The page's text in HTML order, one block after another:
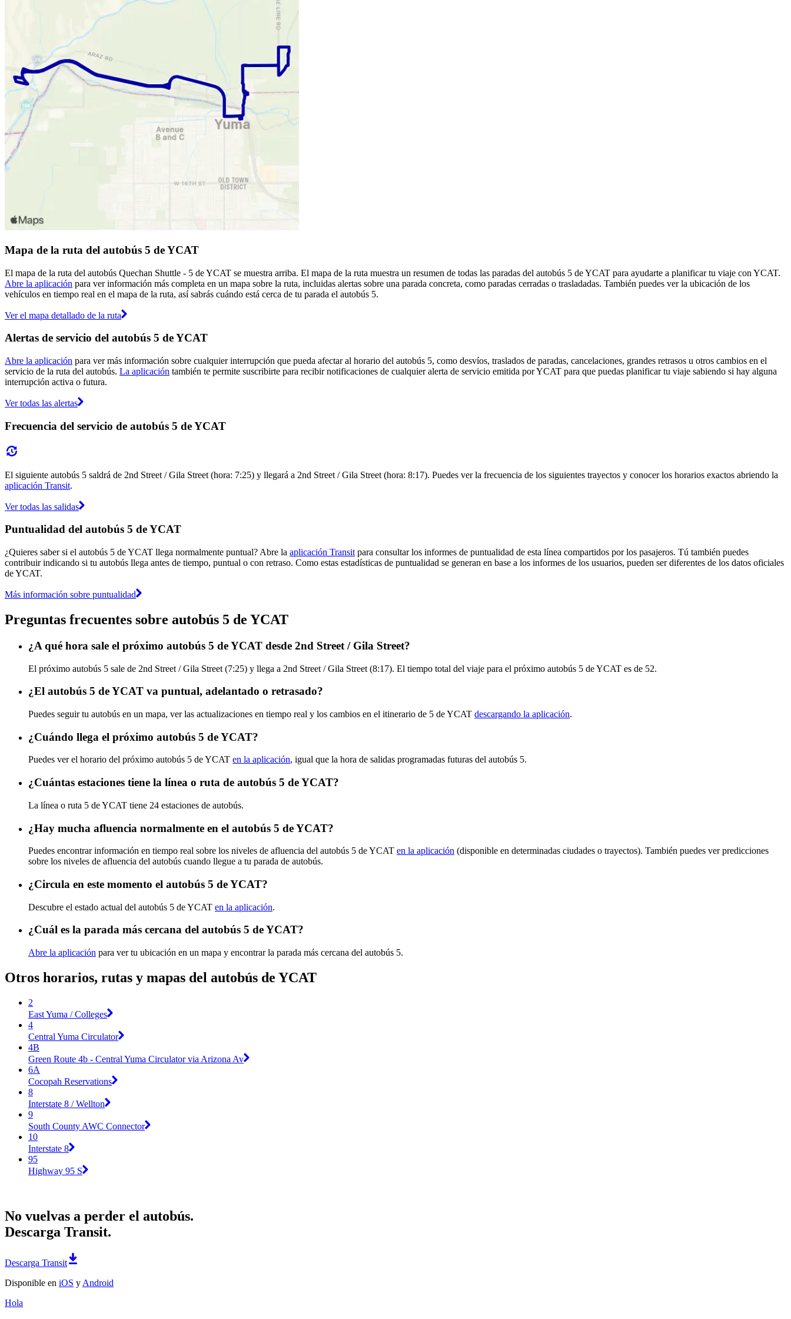
Mapa de la ruta del autobús 5 de YCAT
El mapa de la ruta del autobús Quechan Shuttle - 5 de YCAT se muestra arriba. El mapa de la ruta muestra un resumen de todas las paradas del autobús 5 de YCAT para ayudarte a planificar tu viaje con YCAT.
Abre la aplicación para ver información más completa en un mapa sobre la ruta, incluidas alertas sobre una parada concreta, como paradas cerradas o trasladadas. También puedes ver la ubicación de los
vehículos en tiempo real en el mapa de la ruta, así sabrás cuándo está cerca de tu parada el autobús 5.
Ver el mapa detallado de la ruta
Alertas de servicio del autobús 5 de YCAT
Abre la aplicación para ver más información sobre cualquier interrupción que pueda afectar al horario del autobús 5, como desvíos, traslados de paradas, cancelaciones, grandes retrasos u otros cambios en el
servicio de la ruta del autobús. La aplicación también te permite suscribirte para recibir notificaciones de cualquier alerta de servicio emitida por YCAT para que puedas planificar tu viaje sabiendo si hay alguna
interrupción activa o futura.
Ver todas las alertas
Frecuencia del servicio de autobús 5 de YCAT
El siguiente autobús 5 saldrá de 2nd Street / Gila Street (hora: 7:25) y llegará a 2nd Street / Gila Street (hora: 8:17). Puedes ver la frecuencia de los siguientes trayectos y conocer los horarios exactos abriendo la
aplicación Transit.
Ver todas las salidas
Puntualidad del autobús 5 de YCAT
¿Quieres saber si el autobús 5 de YCAT llega normalmente puntual? Abre la aplicación Transit para consultar los informes de puntualidad de esta línea compartidos por los pasajeros. Tú también puedes
contribuir indicando si tu autobús llega antes de tiempo, puntual o con retraso. Como estas estadísticas de puntualidad se generan en base a los informes de los usuarios, pueden ser diferentes de los datos oficiales
de YCAT.
Más información sobre puntualidad
Preguntas frecuentes sobre autobús 5 de YCAT
¿A qué hora sale el próximo autobús 5 de YCAT desde 2nd Street / Gila Street?
El próximo autobús 5 sale de 2nd Street / Gila Street (7:25) y llega a 2nd Street / Gila Street (8:17). El tiempo total del viaje para el próximo autobús 5 de YCAT es de 52.
¿El autobús 5 de YCAT va puntual, adelantado o retrasado?
Puedes seguir tu autobús en un mapa, ver las actualizaciones en tiempo real y los cambios en el itinerario de 5 de YCAT descargando la aplicación.
¿Cuándo llega el próximo autobús 5 de YCAT?
Puedes ver el horario del próximo autobús 5 de YCAT en la aplicación, igual que la hora de salidas programadas futuras del autobús 5.
¿Cuántas estaciones tiene la línea o ruta de autobús 5 de YCAT?
La línea o ruta 5 de YCAT tiene 24 estaciones de autobús.
¿Hay mucha afluencia normalmente en el autobús 5 de YCAT?
Puedes encontrar información en tiempo real sobre los niveles de afluencia del autobús 5 de YCAT en la aplicación (disponible en determinadas ciudades o trayectos). También puedes ver predicciones
sobre los niveles de afluencia del autobús cuando llegue a tu parada de autobús.
¿Circula en este momento el autobús 5 de YCAT?
Descubre el estado actual del autobús 5 de YCAT en la aplicación.
¿Cuál es la parada más cercana del autobús 5 de YCAT?
Abre la aplicación para ver tu ubicación en un mapa y encontrar la parada más cercana del autobús 5.
Otros horarios, rutas y mapas del autobús de YCAT
2
East Yuma / Colleges
4
Central Yuma Circulator
4B
Green Route 4b - Central Yuma Circulator via Arizona Av
6A
Cocopah Reservations
8
Interstate 8 / Wellton
9
South County AWC Connector
10
Interstate 8
95
Highway 95 S
No vuelvas a perder el autobús.
Descarga Transit.
Descarga Transit
Disponible en iOS y Android
Hola